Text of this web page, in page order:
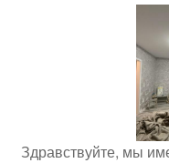
Здравствуйте, мы